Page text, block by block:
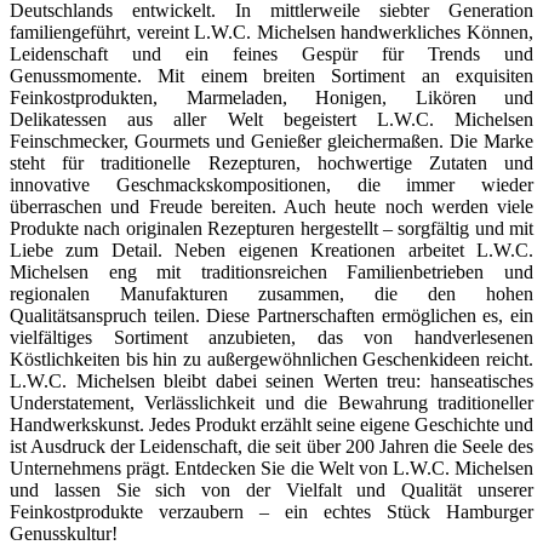
Deutschlands entwickelt. In mittlerweile siebter Generation
familiengeführt, vereint L.W.C. Michelsen handwerkliches Können,
Leidenschaft und ein feines Gespür für Trends und
Genussmomente. Mit einem breiten Sortiment an exquisiten
Feinkostprodukten, Marmeladen, Honigen, Likören und
Delikatessen aus aller Welt begeistert L.W.C. Michelsen
Feinschmecker, Gourmets und Genießer gleichermaßen. Die Marke
steht für traditionelle Rezepturen, hochwertige Zutaten und
innovative Geschmackskompositionen, die immer wieder
überraschen und Freude bereiten. Auch heute noch werden viele
Produkte nach originalen Rezepturen hergestellt – sorgfältig und mit
Liebe zum Detail. Neben eigenen Kreationen arbeitet L.W.C.
Michelsen eng mit traditionsreichen Familienbetrieben und
regionalen Manufakturen zusammen, die den hohen
Qualitätsanspruch teilen. Diese Partnerschaften ermöglichen es, ein
vielfältiges Sortiment anzubieten, das von handverlesenen
Köstlichkeiten bis hin zu außergewöhnlichen Geschenkideen reicht.
L.W.C. Michelsen bleibt dabei seinen Werten treu: hanseatisches
Understatement, Verlässlichkeit und die Bewahrung traditioneller
Handwerkskunst. Jedes Produkt erzählt seine eigene Geschichte und
ist Ausdruck der Leidenschaft, die seit über 200 Jahren die Seele des
Unternehmens prägt. Entdecken Sie die Welt von L.W.C. Michelsen
und lassen Sie sich von der Vielfalt und Qualität unserer
Feinkostprodukte verzaubern – ein echtes Stück Hamburger
Genusskultur!